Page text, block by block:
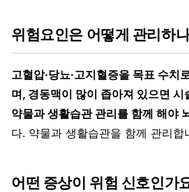
위험요인은 어떻게 관리하
고혈압·당뇨·고지혈증을 목표 수치
며, 경동맥이 많이 좁아져 있으면 시
약물과 생활습관 관리를 함께 해야
다. 약물과 생활습관을 함께 관리합
어떤 증상이 위험 신호인가